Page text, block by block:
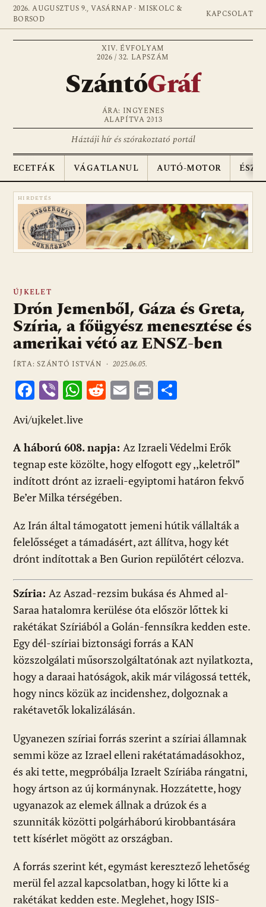
2026. AUGUSZTUS 9., VASÁRNAP · MISKOLC &
BORSOD
KAPCSOLAT
XIV. ÉVFOLYAM
2026 / 32. LAPSZÁM
SzántóGráf
ÁRA: INGYENES
ALAPÍTVA 2013
Háztáji hír és szórakoztató portál
ECETFÁK VÁGATLANUL AUTÓ-MOTOR
HIRDETÉS
ÚJKELET
Drón Jemenből, Gáza és Greta,
Szíria, a főügyész menesztése és
amerikai vétó az ENSZ-ben
ÍRTA: SZÁNTÓ ISTVÁN ·2025.06.05.
F
ac
e
b
o
o
k
Vi
b
er
W
at
s
A
p
p
R
di
t
E
l
Pr
m
e
g
Avi/ujkelet.live
A háború 608. napja: Az Izraeli Védelmi Erők
tegnap este közölte, hogy elfogott egy ,,keletről”
indított drónt az izraeli-egyiptomi határon fekvő
Be’er Milka térségében.
Az Irán által támogatott jemeni hútik vállalták a
felelősséget a támadásért, azt állítva, hogy két
drónt indítottak a Ben Gurion repülőtért célozva.
Szíria: Az Aszad-rezsim bukása és Ahmed al-
Saraa hatalomra kerülése óta először lőttek ki
rakétákat Szíriából a Golán-fennsíkra kedden este.
Egy dél-szíriai biztonsági forrás a KAN
közszolgálati műsorszolgáltatónak azt nyilatkozta,
hogy a daraai hatóságok, akik már világossá tették,
hogy nincs közük az incidenshez, dolgoznak a
rakétavetők lokalizálásán.
Ugyanezen szíriai forrás szerint a szíriai államnak
semmi köze az Izrael elleni rakétatámadásokhoz,
és aki tette, megpróbálja Izraelt Szíriába rángatni,
hogy ártson az új kormánynak. Hozzátette, hogy
ugyanazok az elemek állnak a drúzok és a
szunniták közötti polgárháború kirobbantására
tett kísérlet mögött az országban.
A forrás szerint két, egymást keresztező lehetőség
merül fel azzal kapcsolatban, hogy ki lőtte ki a
rakétákat kedden este. Meglehet, hogy ISIS-